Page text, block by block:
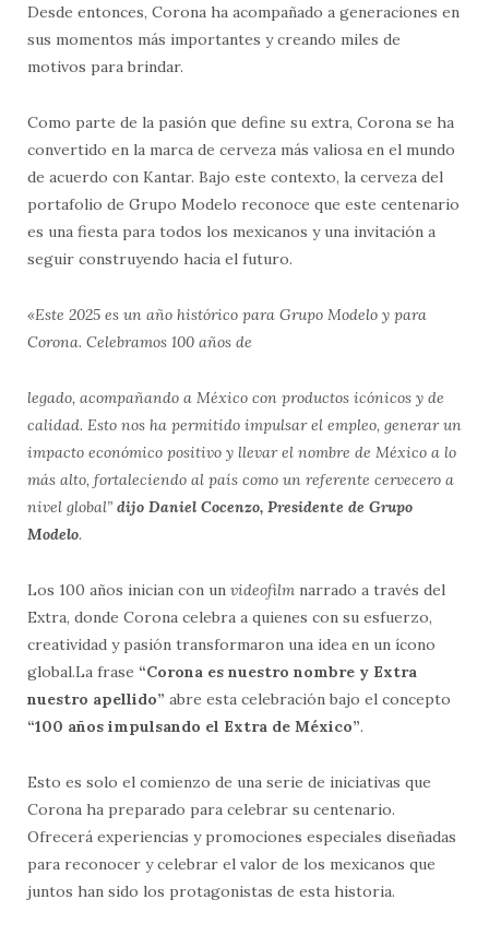
Desde entonces, Corona ha acompañado a generaciones en
sus momentos más importantes y creando miles de
motivos para brindar.
Como parte de la pasión que define su extra, Corona se ha
convertido en la marca de cerveza más valiosa en el mundo
de acuerdo con Kantar. Bajo este contexto, la cerveza del
portafolio de Grupo Modelo reconoce que este centenario
es una fiesta para todos los mexicanos y una invitación a
seguir construyendo hacia el futuro.
«Este 2025 es un año histórico para Grupo Modelo y para
Corona. Celebramos 100 años de
legado, acompañando a México con productos icónicos y de
calidad. Esto nos ha permitido impulsar el empleo, generar un
impacto económico positivo y llevar el nombre de México a lo
más alto, fortaleciendo al país como un referente cervecero a
nivel global” dijo Daniel Cocenzo, Presidente de Grupo
Modelo.
Los 100 años inician con un videofilm narrado a través del
Extra, donde Corona celebra a quienes con su esfuerzo,
creatividad y pasión transformaron una idea en un ícono
global.La frase “Corona es nuestro nombre y Extra
nuestro apellido” abre esta celebración bajo el concepto
“100 años impulsando el Extra de México”.
Esto es solo el comienzo de una serie de iniciativas que
Corona ha preparado para celebrar su centenario.
Ofrecerá experiencias y promociones especiales diseñadas
para reconocer y celebrar el valor de los mexicanos que
juntos han sido los protagonistas de esta historia.